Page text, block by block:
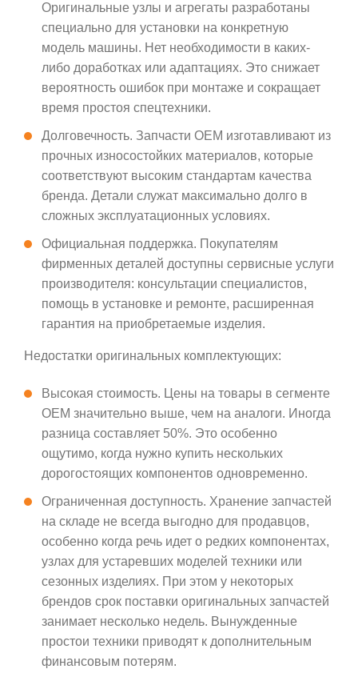
Оригинальные узлы и агрегаты разработаны
специально для установки на конкретную
модель машины. Нет необходимости в каких-
либо доработках или адаптациях. Это снижает
вероятность ошибок при монтаже и сокращает
время простоя спецтехники.
Долговечность. Запчасти OEM изготавливают из
прочных износостойких материалов, которые
соответствуют высоким стандартам качества
бренда. Детали служат максимально долго в
сложных эксплуатационных условиях.
Официальная поддержка. Покупателям
фирменных деталей доступны сервисные услуги
производителя: консультации специалистов,
помощь в установке и ремонте, расширенная
гарантия на приобретаемые изделия.
Недостатки оригинальных комплектующих:
Высокая стоимость. Цены на товары в сегменте
OEM значительно выше, чем на аналоги. Иногда
разница составляет 50%. Это особенно
ощутимо, когда нужно купить нескольких
дорогостоящих компонентов одновременно.
Ограниченная доступность. Хранение запчастей
на складе не всегда выгодно для продавцов,
особенно когда речь идет о редких компонентах,
узлах для устаревших моделей техники или
сезонных изделиях. При этом у некоторых
брендов срок поставки оригинальных запчастей
занимает несколько недель. Вынужденные
простои техники приводят к дополнительным
финансовым потерям.